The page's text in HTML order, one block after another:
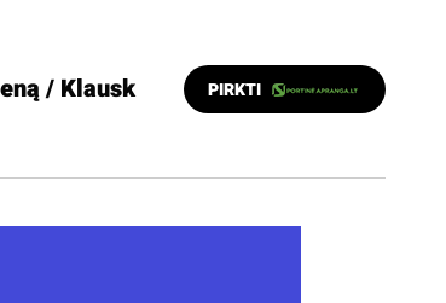
/ Klausk PIRKTI